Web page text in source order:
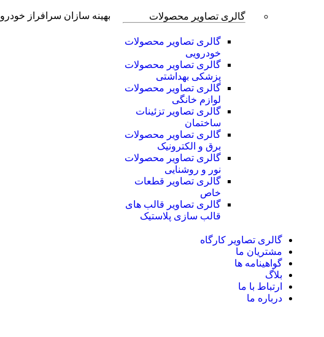
گالری تصاویر محصولات
گالری تصاویر محصولات
خودرویی
گالری تصاویر محصولات
پزشکی بهداشتی
گالری تصاویر محصولات
لوازم خانگی
گالری تصاویر تزئینات
ساختمان
گالری تصاویر محصولات
برق و الکترونیک
گالری تصاویر محصولات
نور و روشنایی
گالری تصاویر قطعات
خاص
گالری تصاویر قالب های
قالب سازی پلاستیک
بهینه سازان سرافراز خودرو
گالری تصاویر کارگاه
مشتریان ما
گواهينامه ها
بلاگ
ارتباط با ما
درباره ما